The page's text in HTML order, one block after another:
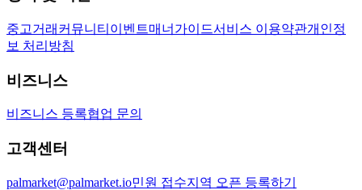
중고거래 커뮤니티 이벤트매너가이드서비스 이용약관개인정
보 처리방침
비즈니스
비즈니스 등록협업 문의
고객센터
palmarket@palmarket.io민원 접수지역 오픈 등록하기